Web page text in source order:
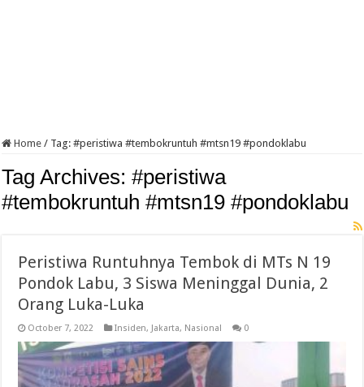
Home / Tag:#peristiwa #tembokruntuh #mtsn19 #pondoklabu
Tag Archives:#peristiwa
#tembokruntuh #mtsn19 #pondoklabu
Peristiwa Runtuhnya Tembok di MTs N 19
Pondok Labu, 3 Siswa Meninggal Dunia, 2
Orang Luka-Luka
October 7, 2022 Insiden, Jakarta, Nasional 0